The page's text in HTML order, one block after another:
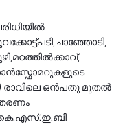
രാവിലെ ഒൻപതു മുതൽ
കെ.എസ്.ഇ.ബി